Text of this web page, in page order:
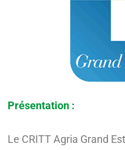
Présentation :
Le CRITT Agria Grand